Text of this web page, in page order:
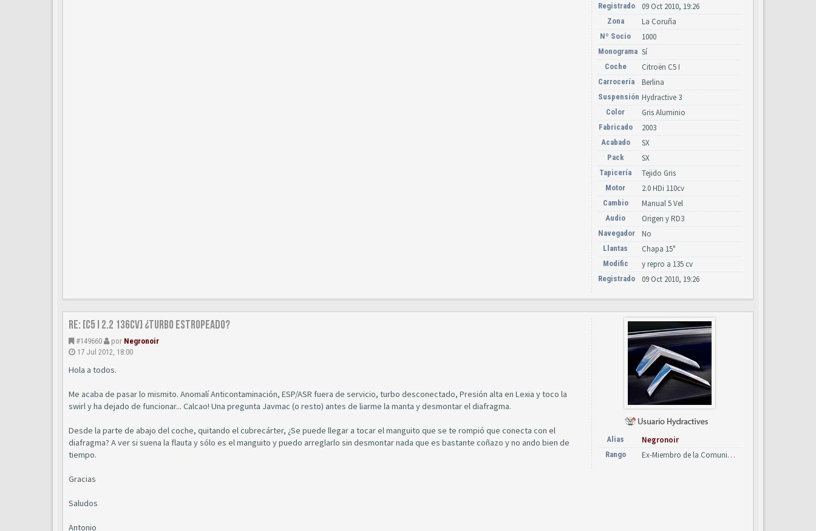
Registrado 09 Oct 2010, 19:26
Zona La Coruña
Nº Socio 1000
Monograma Sí
Coche Citroën C5 I
Carrocería Berlina
Suspensión Hydractive 3
Color Gris Aluminio
Fabricado 2003
Acabado SX
Pack SX
Tapicería Tejido Gris
Motor 2.0 HDi 110cv
Cambio Manual 5 Vel
Audio Origen y RD3
Navegador No
Llantas Chapa 15"
Modific y repro a 135 cv
Registrado 09 Oct 2010, 19:26
Re: [C5 I 2.2 136cv] ¿turbo estropeado?
#149660 por Negronoir
17 Jul 2012, 18:00
Hola a todos.
Me acaba de pasar lo mismito. Anomalí Anticontaminación, ESP/ASR fuera de servicio, turbo desconectado, Presión alta en Lexia y toco la
swirl y ha dejado de funcionar... Calcao! Una pregunta Javmac (o resto) antes de liarme la manta y desmontar el diafragma.
Desde la parte de abajo del coche, quitando el cubrecárter, ¿Se puede llegar a tocar el manguito que se te rompió que conecta con el
diafragma? A ver si suena la flauta y sólo es el manguito y puedo arreglarlo sin desmontar nada que es bastante coñazo y no ando bien de
tiempo.
Gracias
Saludos
Antonio
Alias Negronoir
Rango Ex-Miembro de la Comunidad